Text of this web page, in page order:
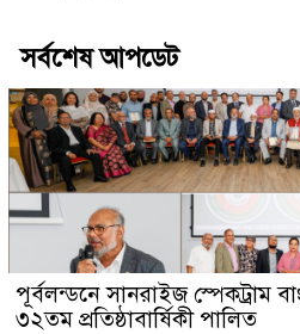
সর্বশেষ আপডেট
পূর্বলন্ডনে সানরাইজ স্পেকট্রাম
৩২তম প্রতিষ্ঠাবার্ষিকী পালিত